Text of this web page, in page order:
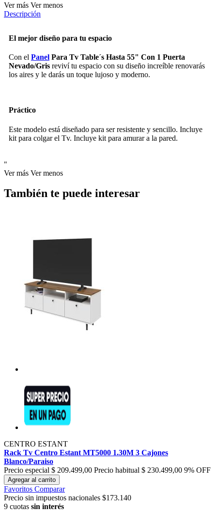
Ver más Ver menos
Descripción
El mejor diseño para tu espacio
Con el Panel Para Tv Table´s Hasta 55" Con 1 Puerta
Nevado/Gris reviví tu espacio con su diseño increíble renovarás
los aires y le darás un toque lujoso y moderno.
Práctico
Este modelo está diseñado para ser resistente y sencillo. Incluye
kit para colgar el Tv. Incluye kit para amurar a la pared.
"
Ver más Ver menos
También te puede interesar
CENTRO ESTANT
Rack Tv Centro Estant MT5000 1.30M 3 Cajones
Blanco/Paraiso
Precio especial $ 209.499,00 Precio habitual $ 230.499,00 9% OFF
Agregar al carrito
Favoritos Comparar
Precio sin impuestos nacionales $173.140
9 cuotas sin interés